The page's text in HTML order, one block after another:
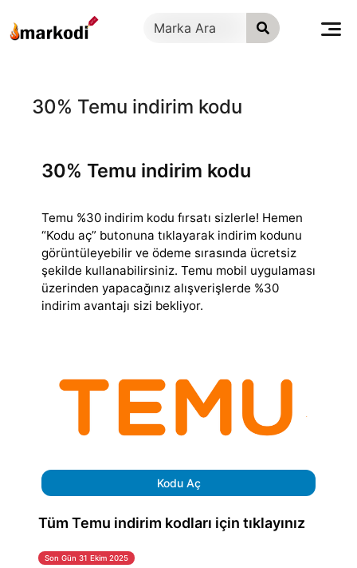
geç
30% Temu indirim kodu
30% Temu indirim kodu
Temu %30 indirim kodu fırsatı sizlerle! Hemen
“Kodu aç” butonuna tıklayarak indirim kodunu
görüntüleyebilir ve ödeme sırasında ücretsiz
şekilde kullanabilirsiniz. Temu mobil uygulaması
üzerinden yapacağınız alışverişlerde %30
indirim avantajı sizi bekliyor.
Kodu Aç
Tüm Temu indirim kodları için tıklayınız
Son Gün 31 Ekim 2025